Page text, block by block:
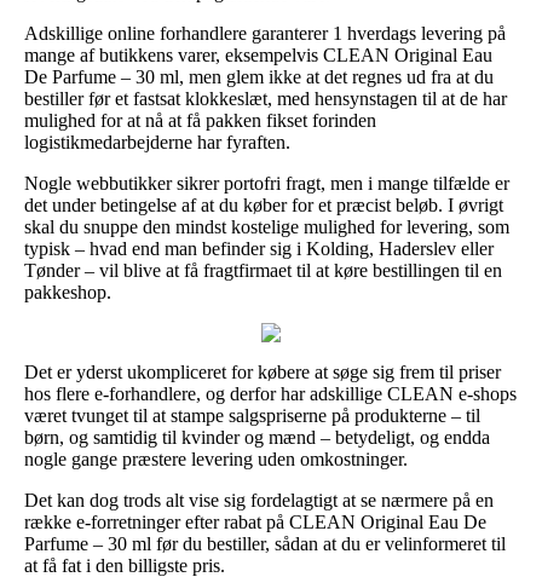
Adskillige online forhandlere garanterer 1 hverdags levering på
mange af butikkens varer, eksempelvis CLEAN Original Eau
De Parfume – 30 ml, men glem ikke at det regnes ud fra at du
bestiller før et fastsat klokkeslæt, med hensynstagen til at de har
mulighed for at nå at få pakken fikset forinden
logistikmedarbejderne har fyraften.
Nogle webbutikker sikrer portofri fragt, men i mange tilfælde er
det under betingelse af at du køber for et præcist beløb. I øvrigt
skal du snuppe den mindst kostelige mulighed for levering, som
typisk – hvad end man befinder sig i Kolding, Haderslev eller
Tønder – vil blive at få fragtfirmaet til at køre bestillingen til en
pakkeshop.
Det er yderst ukompliceret for købere at søge sig frem til priser
hos flere e-forhandlere, og derfor har adskillige CLEAN e-shops
været tvunget til at stampe salgspriserne på produkterne – til
børn, og samtidig til kvinder og mænd – betydeligt, og endda
nogle gange præstere levering uden omkostninger.
Det kan dog trods alt vise sig fordelagtigt at se nærmere på en
række e-forretninger efter rabat på CLEAN Original Eau De
Parfume – 30 ml før du bestiller, sådan at du er velinformeret til
at få fat i den billigste pris.